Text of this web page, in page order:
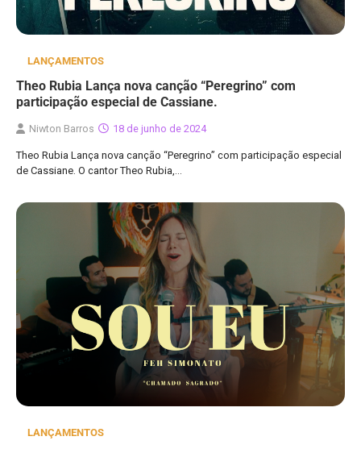
LANÇAMENTOS
Theo Rubia Lança nova canção “Peregrino” com
participação especial de Cassiane.
Niwton Barros 18 de junho de 2024
Theo Rubia Lança nova canção “Peregrino” com participação especial
de Cassiane. O cantor Theo Rubia,…
LANÇAMENTOS